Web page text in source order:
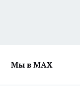
Мы в МАХ